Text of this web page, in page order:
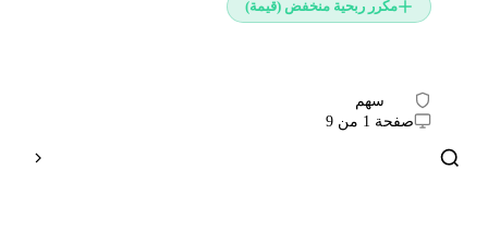
مكرر ربحية منخفض (قيمة)
سهم
صفحة 1 من 9